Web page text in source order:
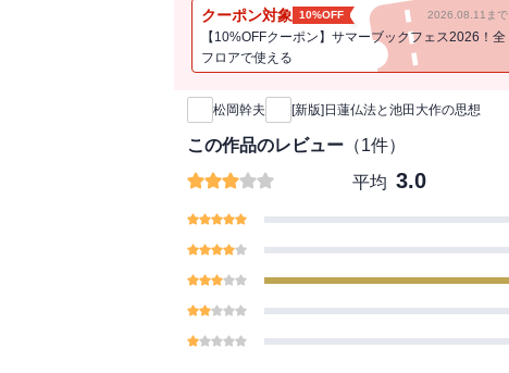
クーポン対象 10%OFF 2026.08.11まで
【10%OFFクーポン】サマーブックフェス2026！全
フロアで使える
新刊通知
松岡幹夫 [新版]日蓮仏法と池田大作の思想
この作品のレビュー （1件）
平均 3.0